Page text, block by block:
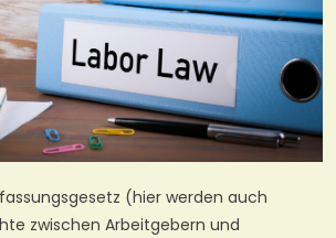
(hier werden auch
zwischen Arbeitgebern und